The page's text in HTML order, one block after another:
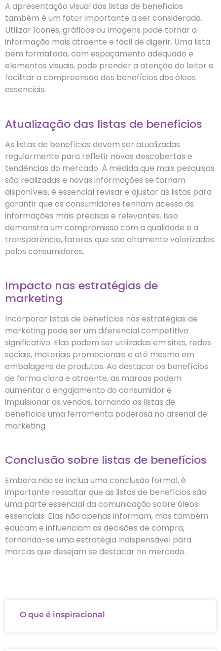
A apresentação visual das listas de benefícios
também é um fator importante a ser considerado.
Utilizar ícones, gráficos ou imagens pode tornar a
informação mais atraente e fácil de digerir. Uma lista
bem formatada, com espaçamento adequado e
elementos visuais, pode prender a atenção do leitor e
facilitar a compreensão dos benefícios dos óleos
essenciais.
Atualização das listas de benefícios
As listas de benefícios devem ser atualizadas
regularmente para refletir novas descobertas e
tendências do mercado. À medida que mais pesquisas
são realizadas e novas informações se tornam
disponíveis, é essencial revisar e ajustar as listas para
garantir que os consumidores tenham acesso às
informações mais precisas e relevantes. Isso
demonstra um compromisso com a qualidade e a
transparência, fatores que são altamente valorizados
pelos consumidores.
Impacto nas estratégias de
marketing
Incorporar listas de benefícios nas estratégias de
marketing pode ser um diferencial competitivo
significativo. Elas podem ser utilizadas em sites, redes
sociais, materiais promocionais e até mesmo em
embalagens de produtos. Ao destacar os benefícios
de forma clara e atraente, as marcas podem
aumentar o engajamento do consumidor e
impulsionar as vendas, tornando as listas de
benefícios uma ferramenta poderosa no arsenal de
marketing.
Conclusão sobre listas de benefícios
Embora não se inclua uma conclusão formal, é
importante ressaltar que as listas de benefícios são
uma parte essencial da comunicação sobre óleos
essenciais. Elas não apenas informam, mas também
educam e influenciam as decisões de compra,
tornando-se uma estratégia indispensável para
marcas que desejam se destacar no mercado.
O que é inspiracional